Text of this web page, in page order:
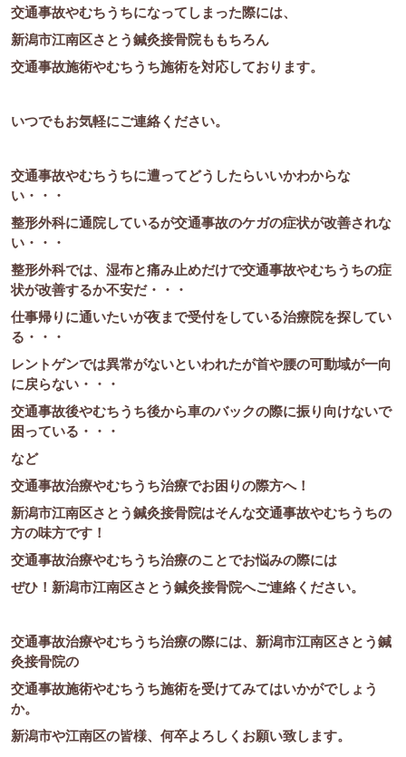
交通事故やむちうちになってしまった際には、
新潟市江南区さとう鍼灸接骨院ももちろん
交通事故施術やむちうち施術を対応しております。
いつでもお気軽にご連絡ください。
交通事故やむちうちに遭ってどうしたらいいかわからな
い・・・
整形外科に通院しているが交通事故のケガの症状が改善されな
い・・・
整形外科では、湿布と痛み止めだけで交通事故やむちうちの症
状が改善するか不安だ・・・
仕事帰りに通いたいが夜まで受付をしている治療院を探してい
る・・・
レントゲンでは異常がないといわれたが首や腰の可動域が一向
に戻らない・・・
交通事故後やむちうち後から車のバックの際に振り向けないで
困っている・・・
など
交通事故治療やむちうち治療でお困りの際方へ！
新潟市江南区さとう鍼灸接骨院はそんな交通事故やむちうちの
方の味方です！
交通事故治療やむちうち治療のことでお悩みの際には
ぜひ！新潟市江南区さとう鍼灸接骨院へご連絡ください。
交通事故治療やむちうち治療の際には、新潟市江南区さとう鍼
灸接骨院の
交通事故施術やむちうち施術を受けてみてはいかがでしょう
か。
新潟市や江南区の皆様、何卒よろしくお願い致します。